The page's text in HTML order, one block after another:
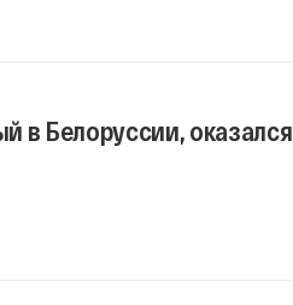
в Белоруссии, оказался